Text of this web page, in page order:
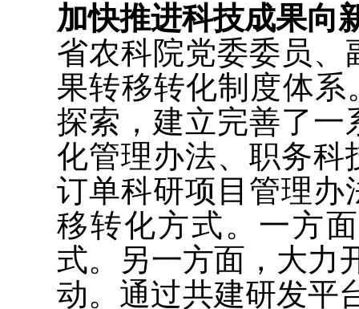
加快推进科技成果向
省农科院党委委员、
果转移转化制度体
探索，建立完善了一
化管理办法、职务科
订单科研项目管理办
移转化方式。一方
式。另一方面，大力
动。通过共建研发平